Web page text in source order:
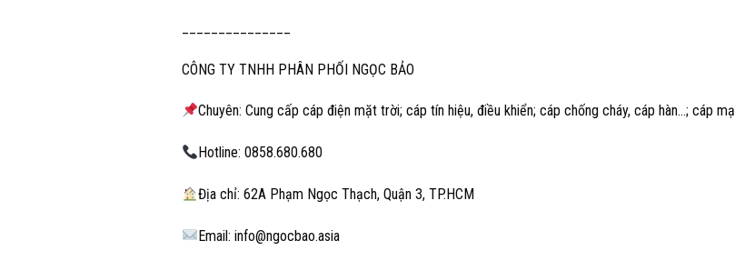
CÔNG TY TNHH PHÂN PHỐI NGỌC BẢO
Chuyên: Cung cấp cáp điện mặt trời; cáp tín hiệu, điều khiển; cáp chống cháy, cáp hàn…; cáp
Hotline: 0858.680.680
Địa chỉ: 62A Phạm Ngọc Thạch, Quận 3, TP.HCM
Email: info@ngocbao.asia